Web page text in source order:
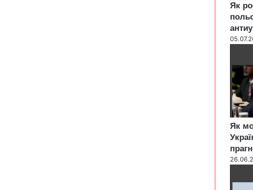
Як
Як